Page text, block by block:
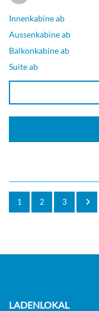
Innenkabine ab
Aussenkabine ab
Balkonkabine ab
Suite ab
1 2 3
LADENLOKAL